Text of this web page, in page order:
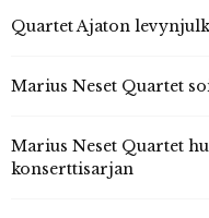
Quartet Ajaton
Marius Neset Quartet
Marius Neset Quartet
konserttisarjan